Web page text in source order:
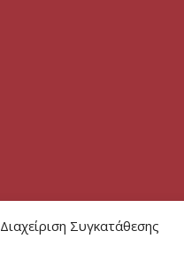
Διαχείριση Συγκατάθεσης